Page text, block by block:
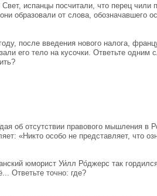
испанцы посчитали, что перец чили
образовали от слова,
после введения нового налога,
его тело на кусочки. Ответьте
об отсутствии правового мышления в
«Никто особо не представляет, что
юморист Уи́лл Ро́джерс так
Ответьте точно: где?